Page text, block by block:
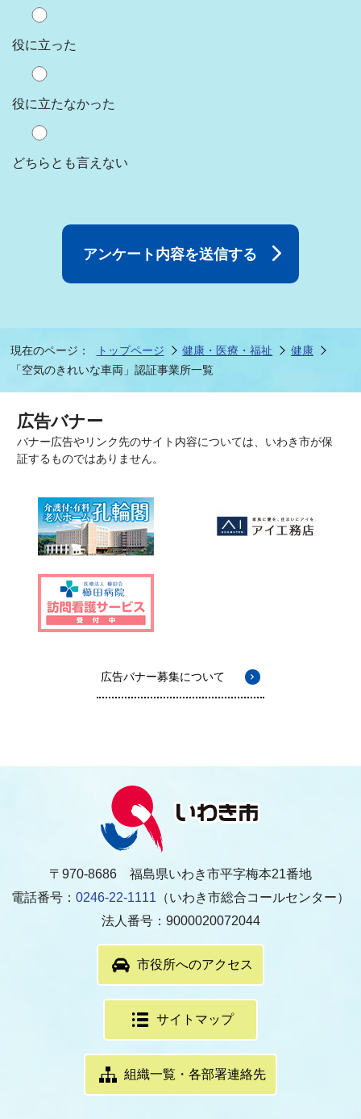
役に立った
役に立たなかった
どちらとも言えない
現在のページ： トップページ 健康・医療・福祉
健康
「空気のきれいな車両」認証事業所一覧
広告バナー
バナー広告やリンク先のサイト内容については、いわき市が保
証するものではありません。
広告バナー募集について
〒970-8686 福島県いわき市平字梅本21番地
電話番号： 0246-22-1111 （いわき市総合コールセンター）
法人番号：9000020072044
市役所へのアクセス
サイトマップ
組織一覧・各部署連絡先